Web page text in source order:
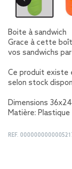
Boite à sandwich
Grace à cette
vos sandwichs
Ce produit existe
selon stock
Dimensions 36x24
Matière: Plastique
REF.